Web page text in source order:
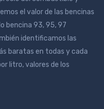
el valor de las bencinas
bencina 93, 95, 97
identificamos las
baratas en todas y cada
litro, valores de los